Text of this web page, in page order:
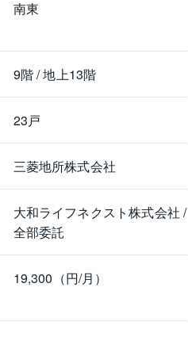
南東
9階 / 地上13階
23戸
三菱地所株式会社
大和ライフネクスト株式会社 /
全部委託
19,300（円/月）